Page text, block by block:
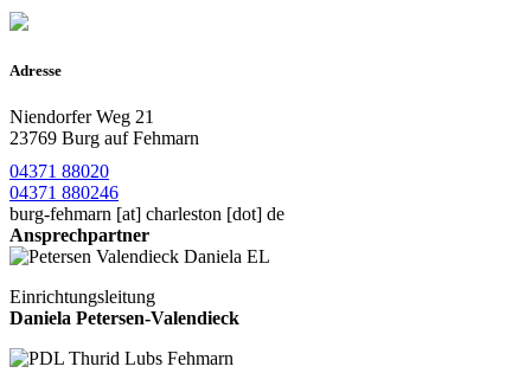
Adresse
Niendorfer Weg 21
23769 Burg auf Fehmarn
04371 88020
04371 880246
burg-fehmarn [at] charleston [dot] de
Ansprechpartner
Einrichtungsleitung
Daniela Petersen-Valendieck